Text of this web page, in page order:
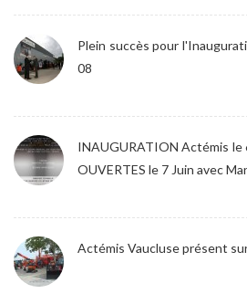
Plein succès pour
08
INAUGURATION Actémis le
OUVERTES le 7 Juin avec
Actémis Vaucluse présent